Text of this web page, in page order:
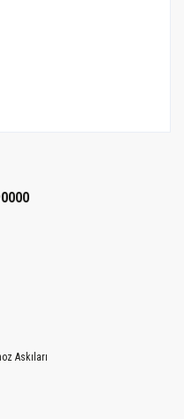
Askıları